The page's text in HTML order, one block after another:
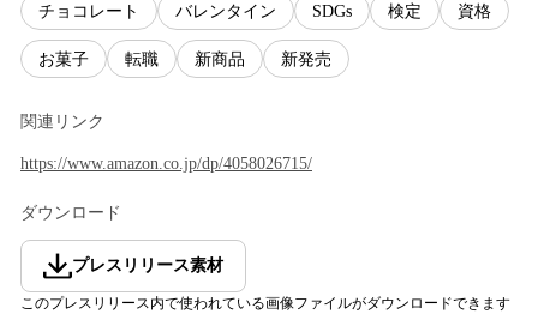
チョコレート バレンタイン SDGs 検定 資格
お菓子 転職 新商品 新発売
関連リンク
https://www.amazon.co.jp/dp/4058026715/
ダウンロード
プレスリリース素材
このプレスリリース内で使われている画像ファイルがダウンロードできます